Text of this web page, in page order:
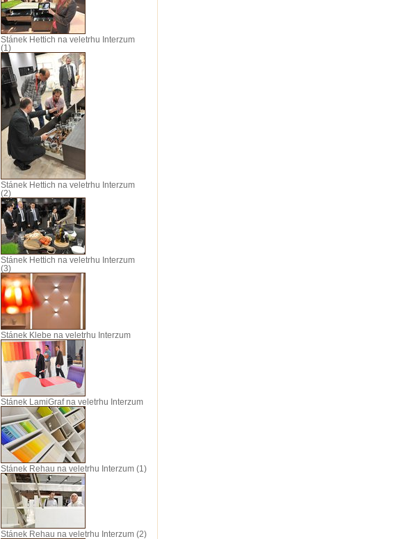
Stánek Hettich na veletrhu Interzum
(1)
Stánek Hettich na veletrhu Interzum
(2)
Stánek Hettich na veletrhu Interzum
(3)
Stánek Klebe na veletrhu Interzum
Stánek LamiGraf na veletrhu Interzum
Stánek Rehau na veletrhu Interzum (1)
Stánek Rehau na veletrhu Interzum (2)